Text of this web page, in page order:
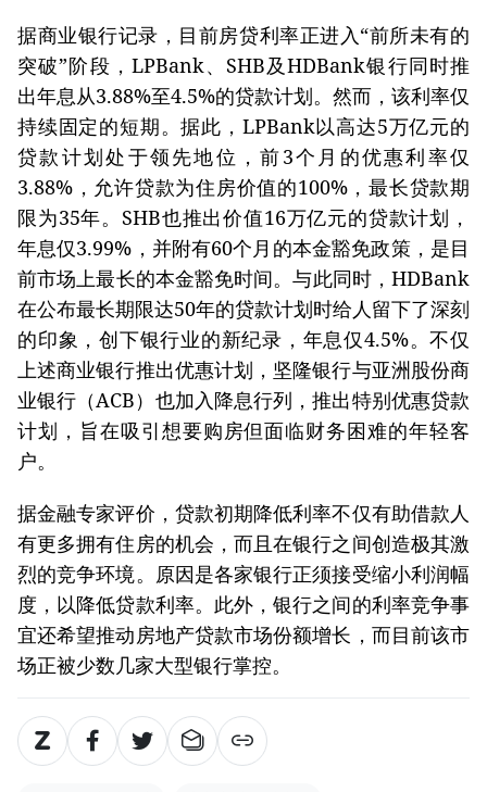
据商业银行记录，目前房贷利率正进入“前所未有的
突破”阶段，LPBank、SHB及HDBank银行同时推
出年息从3.88%至4.5%的贷款计划。然而，该利率仅
持续固定的短期。据此，LPBank以高达5万亿元的
贷款计划处于领先地位，前3个月的优惠利率仅
3.88%，允许贷款为住房价值的100%，最长贷款期
限为35年。SHB也推出价值16万亿元的贷款计划，
年息仅3.99%，并附有60个月的本金豁免政策，是目
前市场上最长的本金豁免时间。与此同时，HDBank
在公布最长期限达50年的贷款计划时给人留下了深刻
的印象，创下银行业的新纪录，年息仅4.5%。不仅
上述商业银行推出优惠计划，坚隆银行与亚洲股份商
业银行（ACB）也加入降息行列，推出特别优惠贷款
计划，旨在吸引想要购房但面临财务困难的年轻客
户。
据金融专家评价，贷款初期降低利率不仅有助借款人
有更多拥有住房的机会，而且在银行之间创造极其激
烈的竞争环境。原因是各家银行正须接受缩小利润幅
度，以降低贷款利率。此外，银行之间的利率竞争事
宜还希望推动房地产贷款市场份额增长，而目前该市
场正被少数几家大型银行掌控。